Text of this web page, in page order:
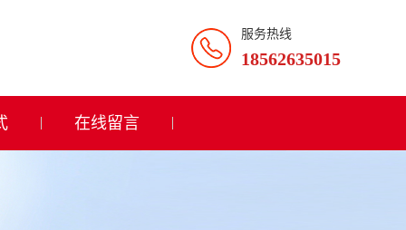
服务热线
18562635015
在线留言